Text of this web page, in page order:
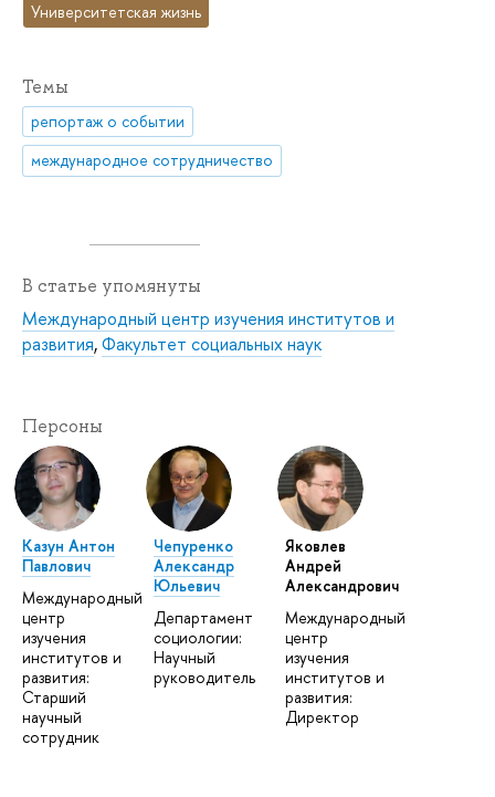
Университетская жизнь
Темы
репортаж о событии
международное сотрудничество
В статье упомянуты
Международный центр изучения институтов и
развития,Факультет социальных наук
Персоны
Казун Антон
Павлович
Международный
центр
изучения
институтов и
развития:
Старший
научный
сотрудник
Чепуренко
Александр
Юльевич
Департамент
социологии:
Научный
руководитель
Яковлев
Андрей
Александрович
Международный
центр
изучения
институтов и
развития:
Директор